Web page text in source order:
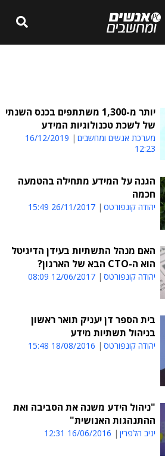
יותר מ-1,300 משתתפים בכנס השנתי
של לשכת טכנולוגיות המידע
מערכת אנשים ומחשבים
16/12/2019
12:23
הגנה על המידע מתחילה בהטמעה
חכמה
יהודה קונפורטס 26/11/2017 15:49
האם מנהל התשתיות בעידן הדיגיטל
הוא ה-CTO הבא של הארגון?
יהודה קונפורטס 12/06/2017 08:09
בית הספר דן יעניק תואר ראשון
בניהול תשתיות מידע
יהודה קונפורטס 18/08/2016 15:48
"ניהול הידע משנה את הסביבה ואת
ההתנהגות האנושית"
יניב הלפרין 16/06/2016 12:31